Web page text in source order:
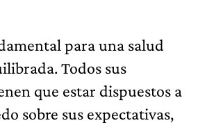
para una salud
Todos sus
que estar dispuestos a
sobre sus expectativas,